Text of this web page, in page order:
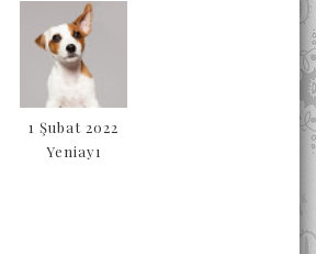
1 Şubat 2022
Yeniayı